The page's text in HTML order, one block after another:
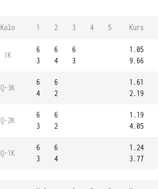
Kolo 1 2 3 4 5 Kurs
1K
6
3
6
4
6
3
1.05
9.66
Q-3K
6
4
6
2
1.61
2.19
Q-2K
6
3
6
2
1.19
4.05
Q-1K
6
3
6
4
1.24
3.77